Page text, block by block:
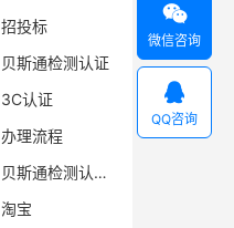
招投标
贝斯通检测认证
3C认证
办理流程
贝斯通检测认证中心
淘宝

微信咨询

QQ咨询